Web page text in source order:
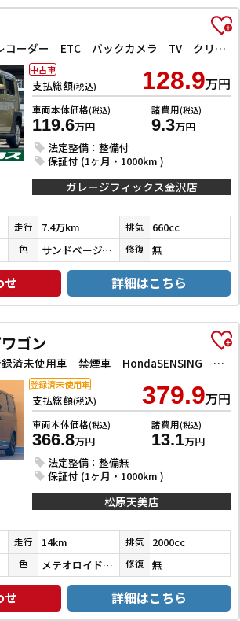
G 4WD ドライブレコーダー ETC バックカメラ TV クリアランスソナー レーンアシスト 衝突被害軽減システム オートライト LEDヘッドランプ ヘッドライトウォッシャー スマートキー
支払総額(税込) 128.9万円
車両本体価格(税込)
119.6万円
諸費用(税込)
9.3万円
法定整備：整備付
保証付 (1ヶ月・1000km )
中古車
ガレージフィックス金沢店
走行 7.4万km 排気 660cc
色 サンドベージュメタリック 修復 無
せ 詳細はこちら
ゴン
e：HEVスパーダ 登録済未使用車 禁煙車 HondaSENSING 両側自動ドア アダプティブクルーズコントロール 電子パーキング パワーバックドア アダプティブクルーズコントロール ブラインドスポットモニター
支払総額(税込) 379.9万円
車両本体価格(税込)
366.8万円
諸費用(税込)
13.1万円
法定整備：整備無
保証付 (1ヶ月・1000km )
登録済未使用車
松原天美店
走行 14km 排気 2000cc
色 メテオロイドグレーメタリック 修復 無
せ 詳細はこちら